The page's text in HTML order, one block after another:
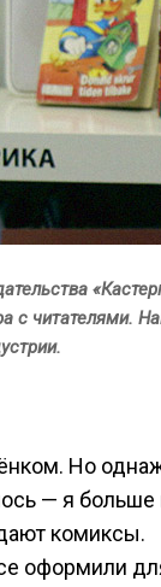
с читателями.
Но
— я больше
комиксы.
оформили